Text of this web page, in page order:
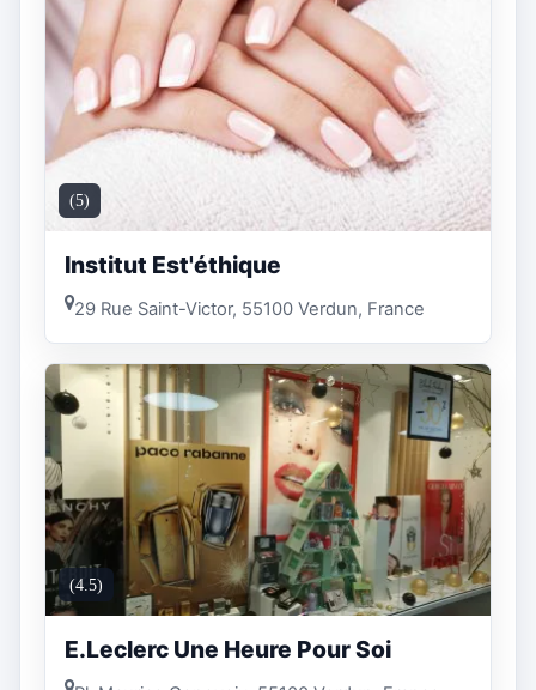
(5)
Institut Est'éthique
29 Rue Saint-Victor, 55100 Verdun, France
(4.5)
E.Leclerc Une Heure Pour Soi